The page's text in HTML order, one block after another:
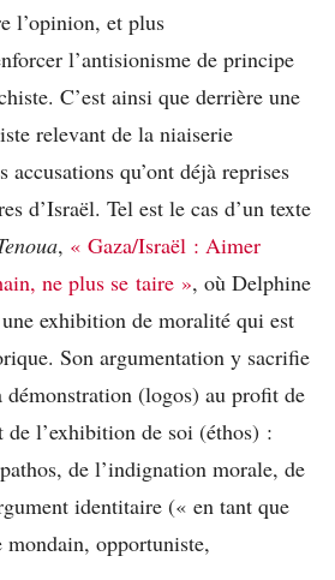
l’opinion, et plus
l’antisionisme de principe
C’est ainsi que derrière une
relevant de la niaiserie
qu’ont déjà reprises
d’Israël. Tel est le cas d’un texte
, « Gaza/Israël : Aimer
ne plus se taire », où Delphine
exhibition de moralité qui est
Son argumentation y sacrifie
démonstration (logos) au profit de
de l’exhibition de soi (éthos) :
de l’indignation morale, de
identitaire (« en tant que
opportuniste,